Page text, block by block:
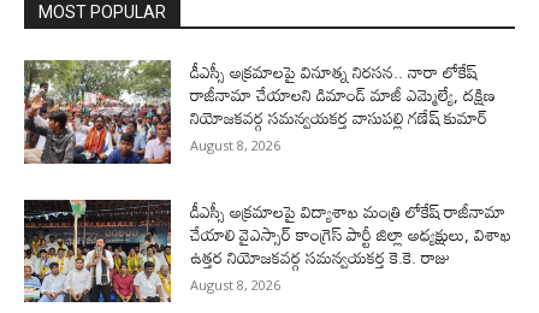
MOST POPULAR
డీఎస్సీ అక్రమాలపై వినూత్న నిరసన.. నారా లోకేష్
రాజీనామా చేయాలని డిమాండ్ మాజీ ఎమ్మెల్యే, దక్షిణ
నియోజకవర్గ సమన్వయకర్త వాసుపల్లి గణేష్ కుమార్
August 8, 2026
డీఎస్సీ అక్రమాలపై విద్యాశాఖ మంత్రి లోకేష్ రాజీనామా
చేయాలి వైఎస్సార్‌ కాంగ్రెస్‌ పార్టీ జిల్లా అధ్యక్షులు, విశాఖ
ఉత్తర నియోజకవర్గ సమన్వయకర్త కె.కె. రాజు
August 8, 2026